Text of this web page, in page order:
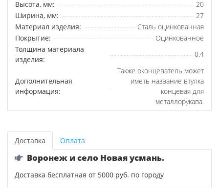
Высота, мм:
20
Ширина, мм:
27
Материал изделия:
Сталь оцинкованная
Покрытие:
Оцинкованное
Толщина материала
изделия:
0.4
Дополнительная
информация:
Также оконцеватель может
иметь название втулка
концевая для
металлорукава.
Доставка Оплата
Воронеж и село Новая усмань.
Доставка бесплатная от 5000 руб. по городу